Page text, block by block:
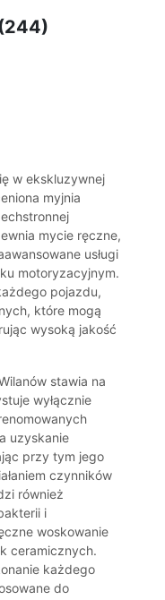
w ekskluzywnej
myjnia
mycie ręczne,
usługi
motoryzacyjnym.
pojazdu,
które mogą
wysoką jakość
stawia na
wyłącznie
uzyskanie
przy tym jego
czynników
również
i
woskowanie
ceramicznych.
każdego
do